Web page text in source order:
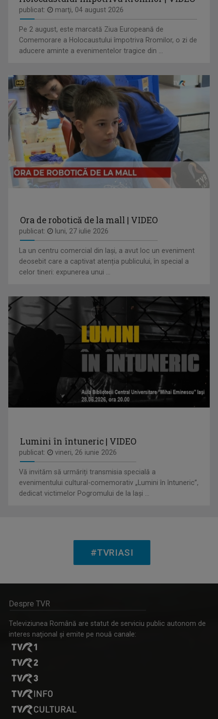
REPORTER SPECIAL
Emisiune de reportaj și investigație realizată ...
EDUCAȚIA LA ZI
Dezbatere pe subiecte din învățământul ...
FORUM ECONOMIC
Dezbatere pe teme economice
TABLETA DE SĂNĂTATE
O emisiune în care descoperim poveştile de ...
OVIDIU MIHĂIUC
Prezintă emisiunea "Educația la Zi" și ...
RALUCA AFTENE
Realizator de emisiuni şi prezentator la TVR ...
MARGA ANDREESCU
A început să lucreze la TVR Iaşi în 1998 în ...
GABRIELA BAIARDI
Lucreză în presă din 1994. Șase ani a fost ...
publicat: marţi, 04 august 2026
Pe 2 august, este marcată Ziua Europeană de
Comemorare a Holocaustului împotriva Rromilor, o zi de
aducere aminte a evenimentelor tragice din ...
Ora de robotică de la mall | VIDEO
publicat: luni, 27 iulie 2026
La un centru comercial din Iași, a avut loc un eveniment
deosebit care a captivat atenția publicului, în special a
celor tineri: expunerea unui ...
Lumini în întuneric | VIDEO
publicat: vineri, 26 iunie 2026
Vă invităm să urmăriți transmisia specială a
evenimentului cultural-comemorativ „Lumini în întuneric”,
dedicat victimelor Pogromului de la Iași ...
#TVRIASI
Despre TVR
Televiziunea Română are statut de serviciu public autonom de
interes naţional şi emite pe nouă canale: